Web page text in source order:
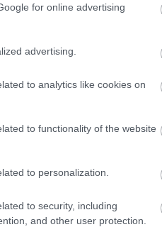
for online advertising
advertising.
to analytics like cookies on
to functionality of the website
to personalization.
to security, including
and other user protection.